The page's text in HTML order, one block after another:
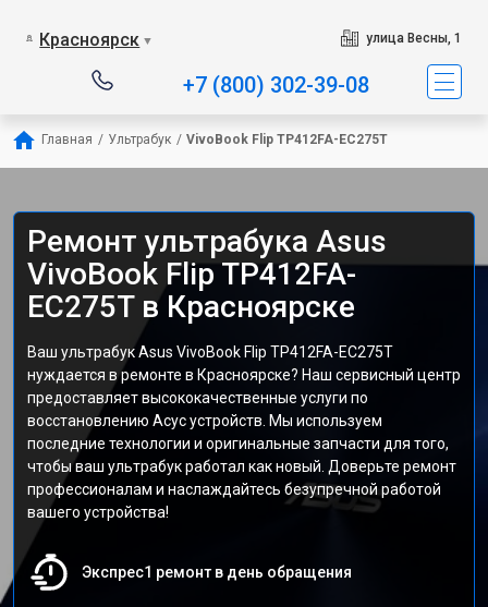
Красноярск ▼ улица Весны, 1
+7 (800) 302-39-08
Главная / Ультрабук / VivoBook Flip TP412FA-EC275T
Ремонт ультрабука Asus
VivoBook Flip TP412FA-
EC275T в Красноярске
Ваш ультрабук Asus VivoBook Flip TP412FA-EC275T
нуждается в ремонте в Красноярске? Наш сервисный центр
предоставляет высококачественные услуги по
восстановлению Асус устройств. Мы используем
последние технологии и оригинальные запчасти для того,
чтобы ваш ультрабук работал как новый. Доверьте ремонт
профессионалам и наслаждайтесь безупречной работой
вашего устройства!
Экспрес1 ремонт в день обращения